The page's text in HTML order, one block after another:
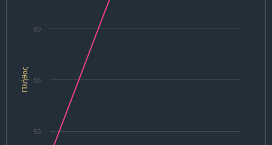
Πλήθος
50
55
60